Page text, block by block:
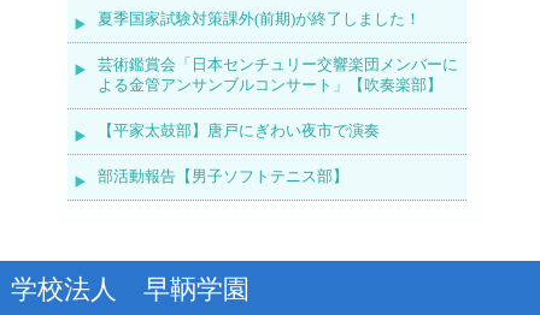
夏季国家試験対策課外(前期)が終了しました！
芸術鑑賞会「日本センチュリー交響楽団メンバーに
よる金管アンサンブルコンサート」【吹奏楽部】
【平家太鼓部】唐戸にぎわい夜市で演奏
部活動報告【男子ソフトテニス部】
学校法人 早鞆学園